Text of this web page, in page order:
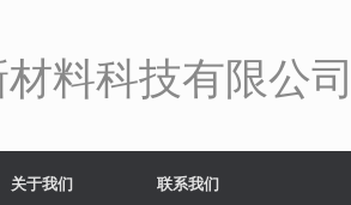
料科技有限公司
关于我们 联系我们